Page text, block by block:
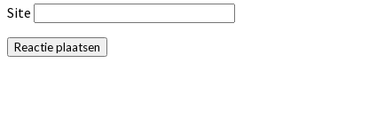
Site